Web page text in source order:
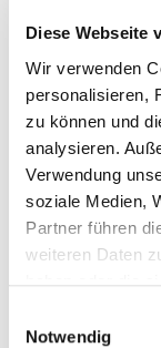
Diese Webseite
Wir verwenden
personalisieren,
zu können und
analysieren.
Verwendung
soziale Medien,
Partner führen
weiteren Daten
Notwendig
anderem ein
Businessplan
Gründung
neben einer
Kapitalbedarfs-,
eines
die
die